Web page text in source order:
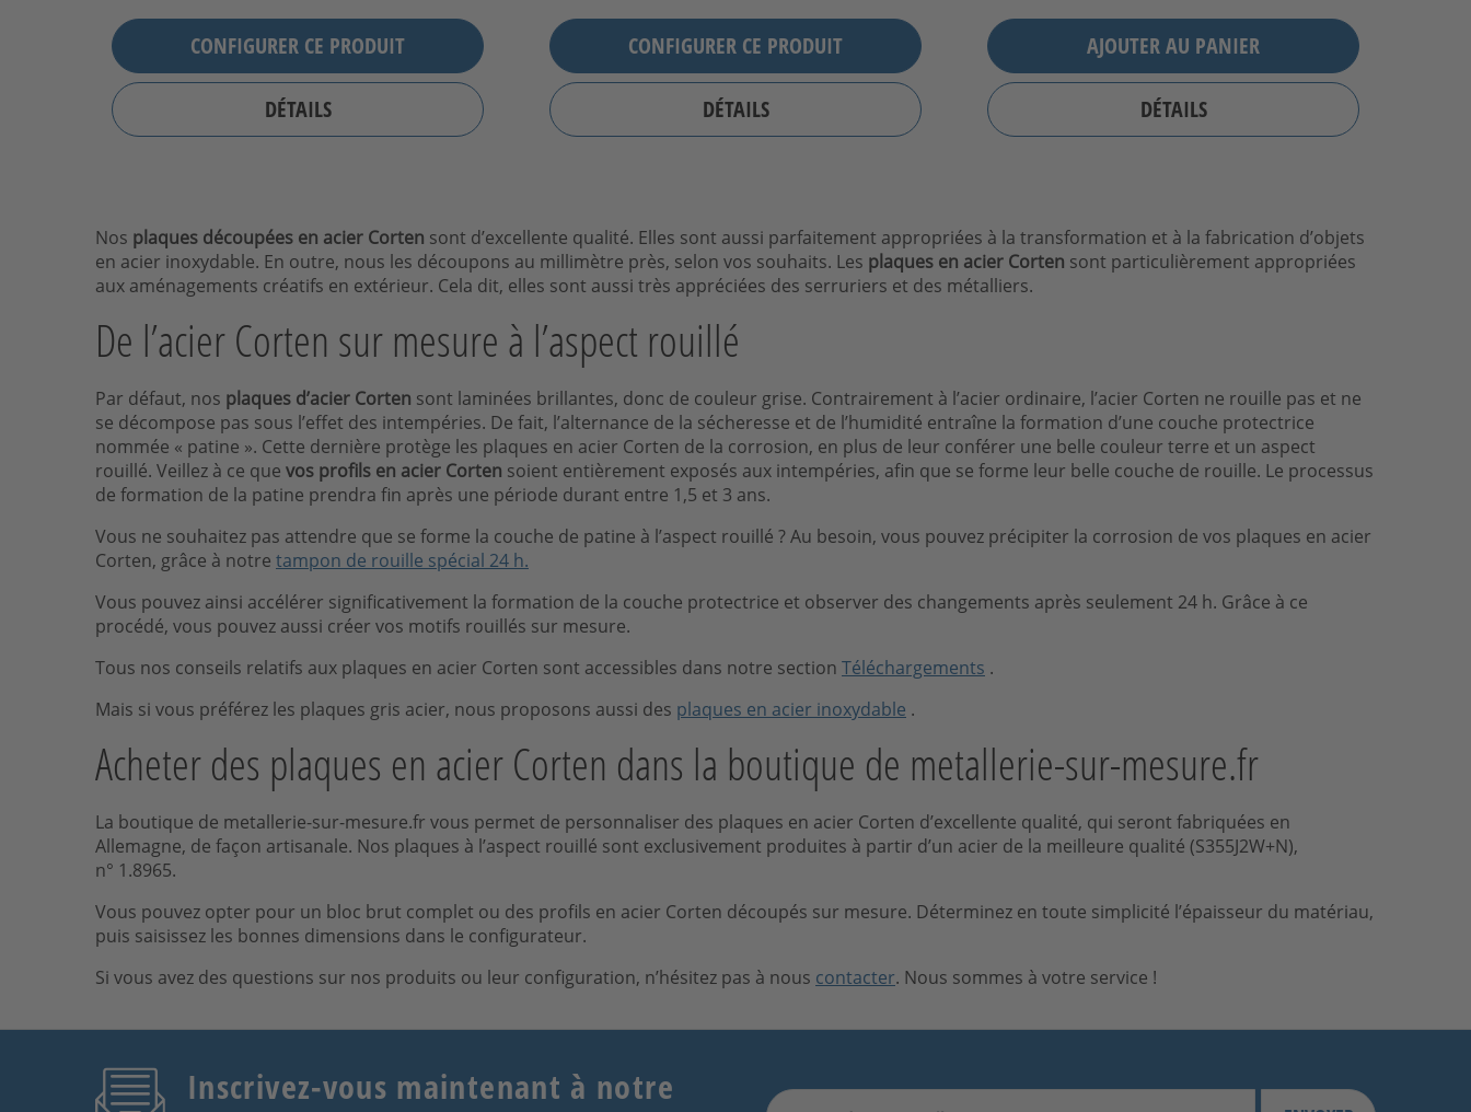
CONFIGURER CE PRODUIT
DÉTAILS
CONFIGURER CE PRODUIT
DÉTAILS
AJOUTER AU PANIER
DÉTAILS
Nos plaques découpées en acier Corten sont d’excellente qualité. Elles sont aussi parfaitement appropriées à la transformation et à la fabrication d’objets
en acier inoxydable. En outre, nous les découpons au millimètre près, selon vos souhaits. Les plaques en acier Corten sont particulièrement appropriées
aux aménagements créatifs en extérieur. Cela dit, elles sont aussi très appréciées des serruriers et des métalliers.
De l’acier Corten sur mesure à l’aspect rouillé
Par défaut, nos plaques d’acier Corten sont laminées brillantes, donc de couleur grise. Contrairement à l’acier ordinaire, l’acier Corten ne rouille pas et ne
se décompose pas sous l’effet des intempéries. De fait, l’alternance de la sécheresse et de l’humidité entraîne la formation d’une couche protectrice
nommée « patine ». Cette dernière protège les plaques en acier Corten de la corrosion, en plus de leur conférer une belle couleur terre et un aspect
rouillé. Veillez à ce que vos profils en acier Corten soient entièrement exposés aux intempéries, afin que se forme leur belle couche de rouille. Le processus
de formation de la patine prendra fin après une période durant entre 1,5 et 3 ans.
Vous ne souhaitez pas attendre que se forme la couche de patine à l’aspect rouillé ? Au besoin, vous pouvez précipiter la corrosion de vos plaques en acier
Corten, grâce à notre tampon de rouille spécial 24 h.
Vous pouvez ainsi accélérer significativement la formation de la couche protectrice et observer des changements après seulement 24 h. Grâce à ce
procédé, vous pouvez aussi créer vos motifs rouillés sur mesure.
Tous nos conseils relatifs aux plaques en acier Corten sont accessibles dans notre section Téléchargements .
Mais si vous préférez les plaques gris acier, nous proposons aussi des plaques en acier inoxydable .
Acheter des plaques en acier Corten dans la boutique de metallerie-sur-mesure.fr
La boutique de metallerie-sur-mesure.fr vous permet de personnaliser des plaques en acier Corten d’excellente qualité, qui seront fabriquées en
Allemagne, de façon artisanale. Nos plaques à l’aspect rouillé sont exclusivement produites à partir d’un acier de la meilleure qualité (S355J2W+N),
n° 1.8965.
Vous pouvez opter pour un bloc brut complet ou des profils en acier Corten découpés sur mesure. Déterminez en toute simplicité l’épaisseur du matériau,
puis saisissez les bonnes dimensions dans le configurateur.
Si vous avez des questions sur nos produits ou leur configuration, n’hésitez pas à nous contacter. Nous sommes à votre service !
Inscrivez-vous maintenant à notre